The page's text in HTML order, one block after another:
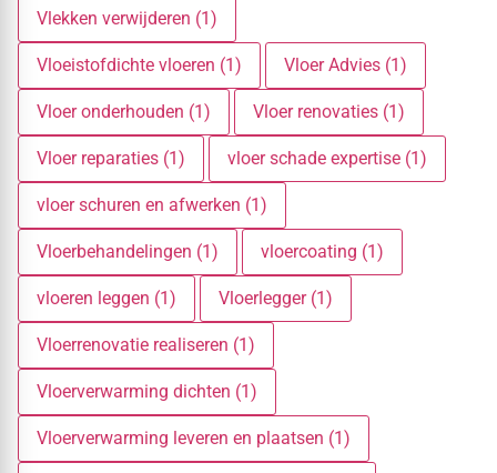
Vlekken verwijderen (1)
Vloeistofdichte vloeren (1) Vloer Advies (1)
Vloer onderhouden (1) Vloer renovaties (1)
Vloer reparaties (1) vloer schade expertise (1)
vloer schuren en afwerken (1)
Vloerbehandelingen (1) vloercoating (1)
vloeren leggen (1) Vloerlegger (1)
Vloerrenovatie realiseren (1)
Vloerverwarming dichten (1)
Vloerverwarming leveren en plaatsen (1)